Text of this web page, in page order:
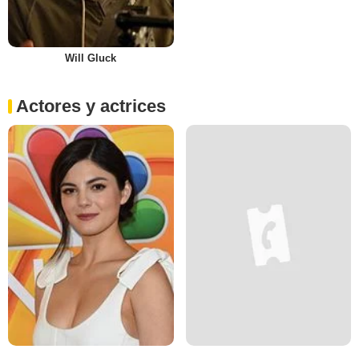
Will Gluck
Actores y actrices